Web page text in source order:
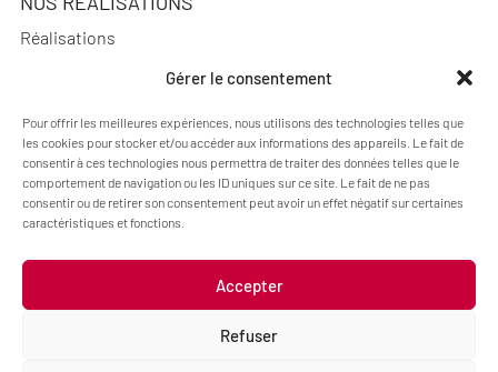
Gérer le consentement
Pour offrir les meilleures expériences, nous utilisons des technologies telles que
les cookies pour stocker et/ou accéder aux informations des appareils. Le fait de
consentir à ces technologies nous permettra de traiter des données telles que le
comportement de navigation ou les ID uniques sur ce site. Le fait de ne pas
consentir ou de retirer son consentement peut avoir un effet négatif sur certaines
caractéristiques et fonctions.
Accepter
Refuser
Réalisations
A PROPOS
Actualités
Qui sommes-nous ?
Code : Jérôme ChanteclairDesign : Camille Frégier